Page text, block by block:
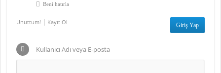
Beni hatırla
Unuttum! | Kayıt Ol
Kullanıcı Adı veya E-posta